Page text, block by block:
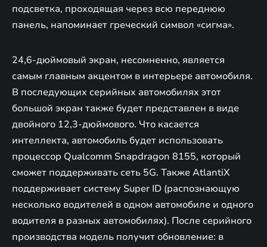
подсветка, проходящая через всю переднюю
панель, напоминает греческий символ «сигма».
24,6-дюймовый экран, несомненно, является
самым главным акцентом в интерьере автомобиля.
В последующих серийных автомобилях этот
большой экран также будет представлен в виде
двойного 12,3-дюймового. Что касается
интеллекта, автомобиль будет использовать
процессор Qualcomm Snapdragon 8155, который
сможет поддерживать сеть 5G. Также AtlantiX
поддерживает систему Super ID (распознающую
несколько водителей в одном автомобиле и одного
водителя в разных автомобилях). После серийного
производства модель получит обновление: в